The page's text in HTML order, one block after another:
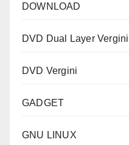
DOWNLOAD
DVD Dual Layer Vergini
DVD Vergini
GADGET
GNU LINUX